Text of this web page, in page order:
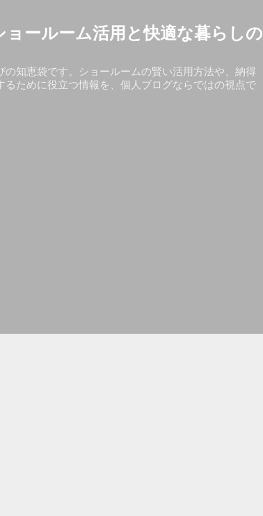
ールーム活用と快適な暮らしの
知恵袋です。ショールームの賢い活用方法や、納得
ために役立つ情報を、個人ブログならではの視点で